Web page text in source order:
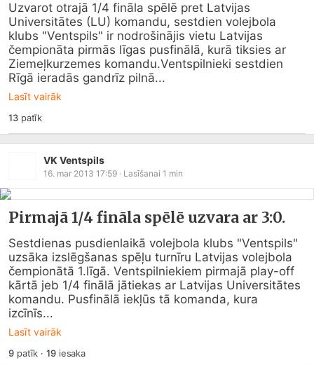
Uzvarot otrajā 1/4 fināla spēlē pret Latvijas
Universitātes (LU) komandu, sestdien volejbola
klubs "Ventspils" ir nodrošinājis vietu Latvijas
čempionāta pirmās līgas pusfinālā, kurā tiksies ar
Ziemeļkurzemes komandu.Ventspilnieki sestdien
Rīgā ieradās gandrīz pilnā...
Lasīt vairāk
13patīk
VK Ventspils
16. mar 2013 17:59 · Lasīšanai 1 min
Pirmajā 1/4 fināla spēlē uzvara ar 3:0.
Sestdienas pusdienlaikā volejbola klubs "Ventspils"
uzsāka izslēgšanas spēļu turnīru Latvijas volejbola
čempionātā 1.līgā. Ventspilniekiem pirmajā play-off
kārtā jeb 1/4 finālā jātiekas ar Latvijas Universitātes
komandu. Pusfinālā iekļūs tā komanda, kura
izcīnīs...
Lasīt vairāk
9patīk ·19iesaka